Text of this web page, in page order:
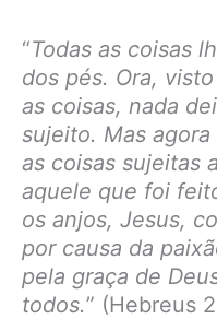
“Todas as coisas
dos pés. Ora,
as coisas, nada
sujeito. Mas
as coisas sujeitas
aquele que foi
os anjos, Jesus,
por causa da
pela graça de
todos.” (Hebreus